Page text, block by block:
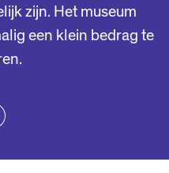
zijn. Het museum
een klein bedrag te